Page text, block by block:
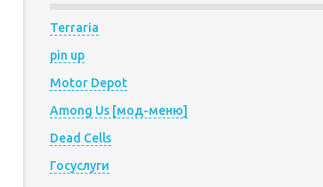
Terraria
pin up
Motor Depot
Among Us [мод-меню]
Dead Cells
Госуслуги